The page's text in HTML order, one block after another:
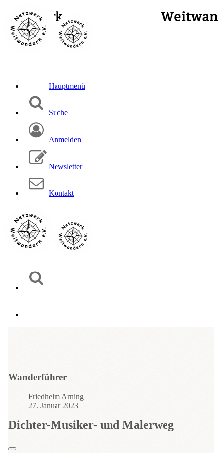
Hauptmenü
Suche
Anmelden
Newsletter
Kontakt
Wanderführer
Friedhelm Arning
27. Januar 2023
Dichter-Musiker- und Malerweg